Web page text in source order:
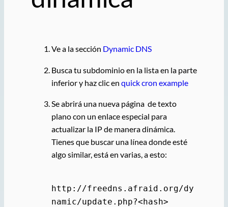
Ve a la sección Dynamic DNS
Busca tu subdominio en la lista en la parte
inferior y haz clic en quick cron example
Se abrirá una nueva página de texto
plano con un enlace especial para
actualizar la IP de manera dinámica.
Tienes que buscar una línea donde esté
algo similar, está en varias, a esto:
http://freedns.afraid.org/dy
namic/update.php?<hash>